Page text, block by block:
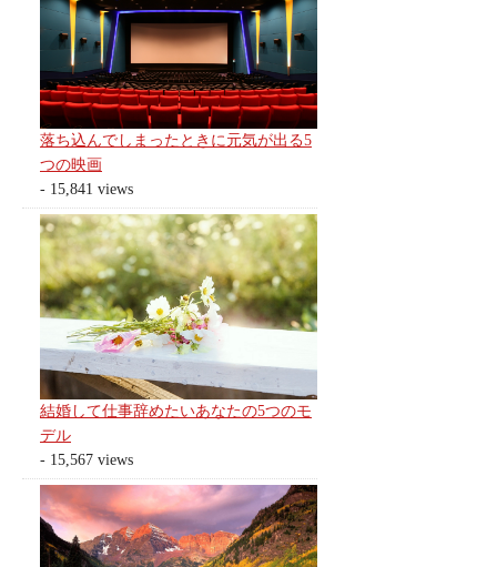
落ち込んでしまったときに元気が出る5
つの映画
- 15,841 views
結婚して仕事辞めたいあなたの5つのモ
デル
- 15,567 views